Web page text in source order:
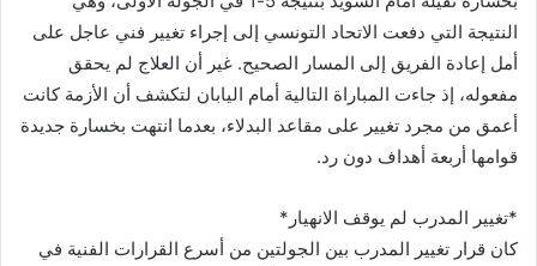
النتيجة التي دفعت الاتحاد التونسي إلى إجراء تغيير فني عاجل على
أمل إعادة الفريق إلى المسار الصحيح. غير أن العلاج لم يحقق
مفعوله، إذ جاءت المباراة التالية أمام اليابان لتكشف أن الأزمة كانت
أعمق من مجرد تغيير على مقاعد البدلاء، بعدما انتهت بخسارة جديدة
قوامها أربعة أهداف دون رد.
*تغيير المدرب لم يوقف الانهيار*
كان قرار تغيير المدرب بين الجولتين من أسرع القرارات الفنية في